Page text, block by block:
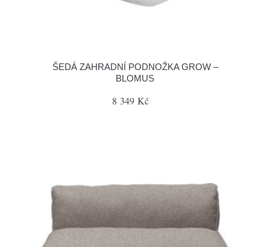
ŠEDÁ ZAHRADNÍ PODNOŽKA GROW –
BLOMUS
8 349 Kč